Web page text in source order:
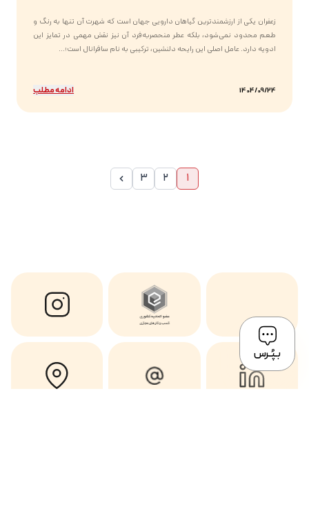
زعفران یکی از ارزشمندترین گیاهان دارویی جهان است که شهرت آن تنها به رنگ و
طعم محدود نمی‌شود، بلکه عطر منحصربه‌فرد آن نیز نقش مهمی در تمایز این
ادویه دارد. عامل اصلی این رایحه دلنشین، ترکیبی به نام سافرانال است؛...
1404/09/24 ادامه مطلب
1
2
3
بـپُـرس